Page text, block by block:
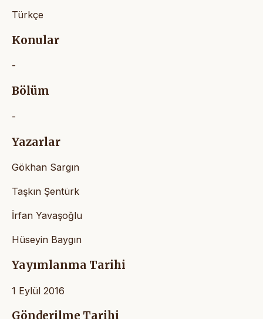
Türkçe
Konular
-
Bölüm
-
Yazarlar
Gökhan Sargın
Taşkın Şentürk
İrfan Yavaşoğlu
Hüseyin Baygın
Yayımlanma Tarihi
1 Eylül 2016
Gönderilme Tarihi